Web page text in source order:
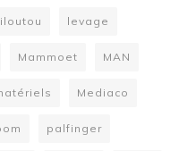
levage
Mammoet MAN
Mediaco
palfinger